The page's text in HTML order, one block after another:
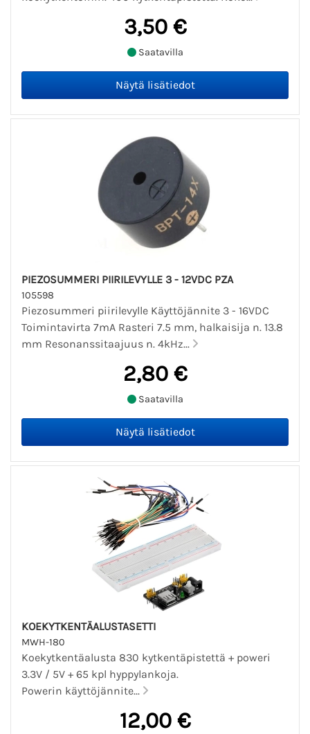
3,50 €
Saatavilla
PIEZOSUMMERI PIIRILEVYLLE 3 - 12VDC PZA
105598
Piezosummeri piirilevylle Käyttöjännite 3 - 16VDC
Toimintavirta 7mA Rasteri 7.5 mm, halkaisija n. 13.8
mm Resonanssitaajuus n. 4kHz...
2,80 €
Saatavilla
KOEKYTKENTÄALUSTASETTI
MWH-180
Koekytkentäalusta 830 kytkentäpistettä + poweri
3.3V / 5V + 65 kpl hyppylankoja.
Powerin käyttöjännite...
12,00 €